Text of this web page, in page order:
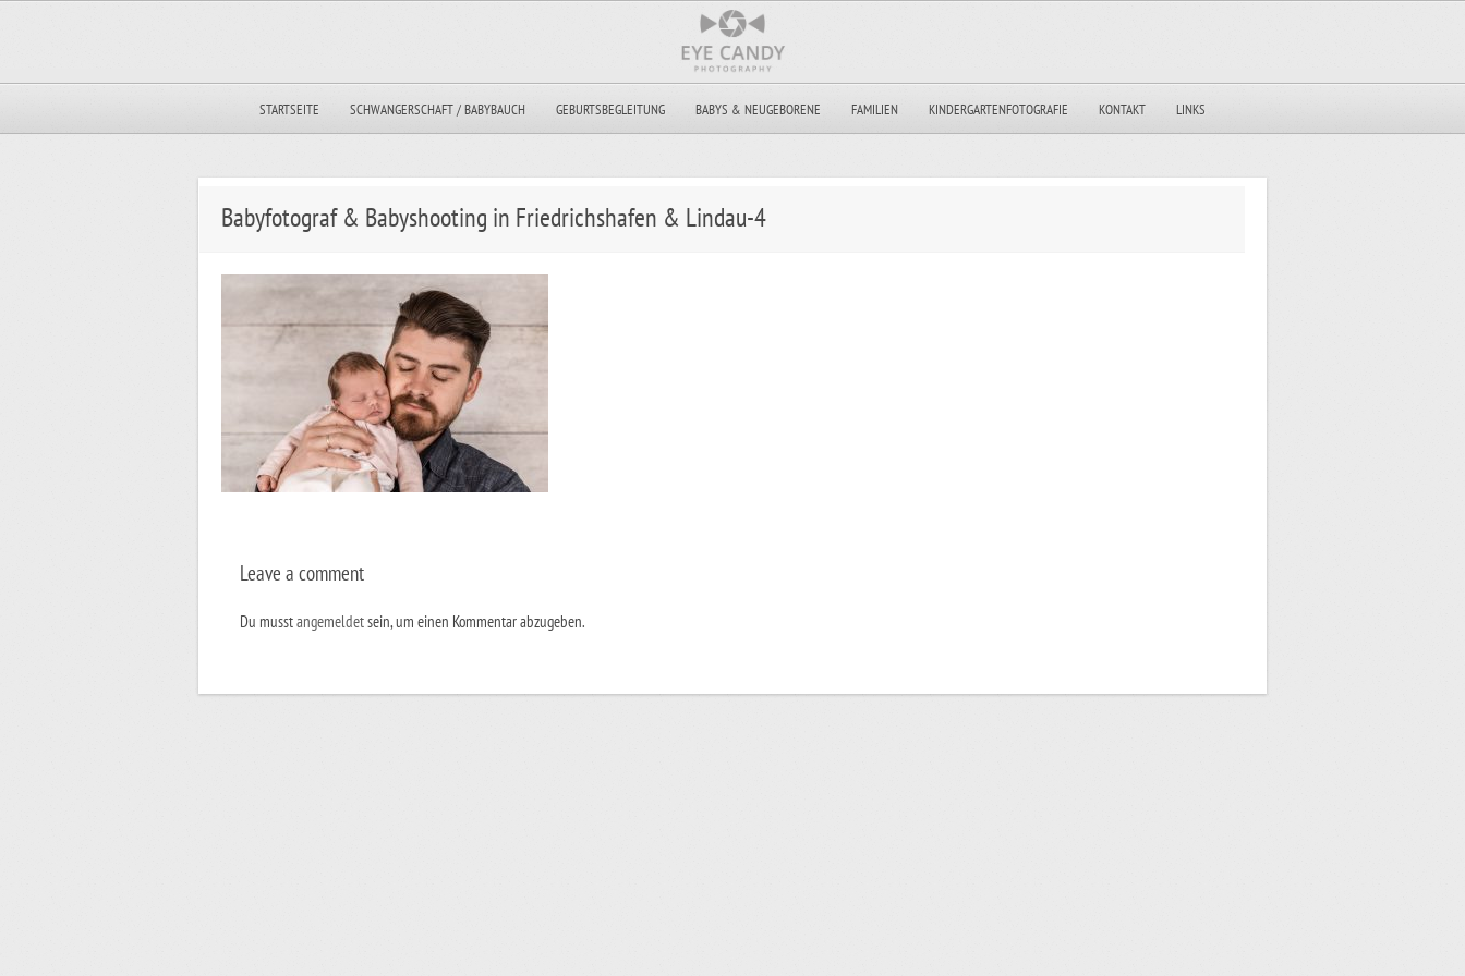
STARTSEITE SCHWANGERSCHAFT / BABYBAUCH GEBURTSBEGLEITUNG BABYS & NEUGEBORENE FAMILIEN KINDERGARTENFOTOGRAFIE KONTAKT LINKS
Babyfotograf & Babyshooting in Friedrichshafen & Lindau-4
Leave a comment
Du musstangemeldetsein, um einen Kommentar abzugeben.